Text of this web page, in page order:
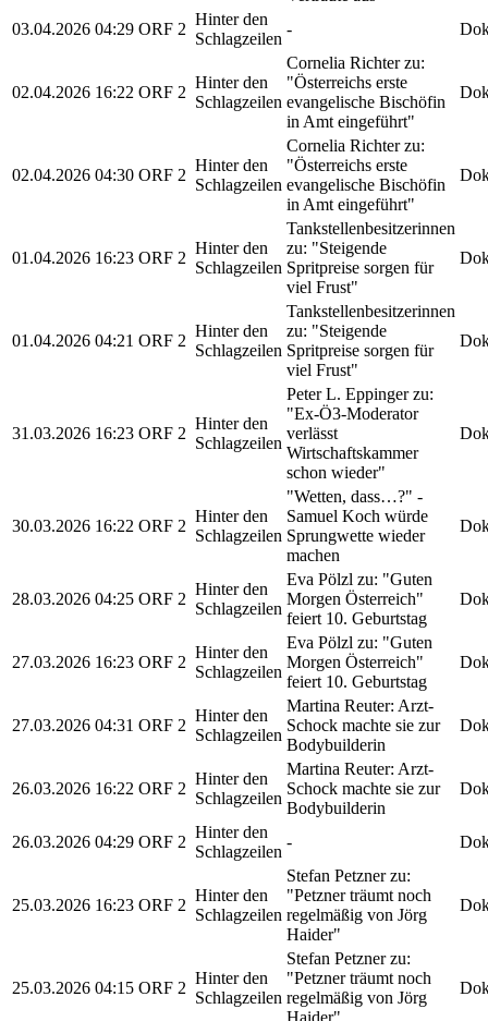
03.04.2026 04:29 ORF 2
Hinter den
Schlagzeilen
-
02.04.2026 16:22 ORF 2
Hinter den
Schlagzeilen
Cornelia Richter zu:
"Österreichs erste
evangelische Bischöfin
in Amt eingeführt"
02.04.2026 04:30 ORF 2
Hinter den
Schlagzeilen
Cornelia Richter zu:
"Österreichs erste
evangelische Bischöfin
in Amt eingeführt"
01.04.2026 16:23 ORF 2
Hinter den
Schlagzeilen
Tankstellenbesitzerinnen
zu: "Steigende
Spritpreise sorgen für
viel Frust"
01.04.2026 04:21 ORF 2
Hinter den
Schlagzeilen
Tankstellenbesitzerinnen
zu: "Steigende
Spritpreise sorgen für
viel Frust"
31.03.2026 16:23 ORF 2
Hinter den
Schlagzeilen
Peter L. Eppinger zu:
"Ex-Ö3-Moderator
verlässt
Wirtschaftskammer
schon wieder"
30.03.2026 16:22 ORF 2
Hinter den
Schlagzeilen
"Wetten, dass…?" -
Samuel Koch würde
Sprungwette wieder
machen
28.03.2026 04:25 ORF 2
Hinter den
Schlagzeilen
Eva Pölzl zu: "Guten
Morgen Österreich"
feiert 10. Geburtstag
27.03.2026 16:23 ORF 2
Hinter den
Schlagzeilen
Eva Pölzl zu: "Guten
Morgen Österreich"
feiert 10. Geburtstag
27.03.2026 04:31 ORF 2
Hinter den
Schlagzeilen
Martina Reuter: Arzt-
Schock machte sie zur
Bodybuilderin
26.03.2026 16:22 ORF 2
Hinter den
Schlagzeilen
Martina Reuter: Arzt-
Schock machte sie zur
Bodybuilderin
26.03.2026 04:29 ORF 2
Hinter den
Schlagzeilen
-
25.03.2026 16:23 ORF 2
Hinter den
Schlagzeilen
Stefan Petzner zu:
"Petzner träumt noch
regelmäßig von Jörg
Haider"
25.03.2026 04:15 ORF 2
Hinter den
Schlagzeilen
Stefan Petzner zu:
"Petzner träumt noch
regelmäßig von Jörg
Haider"